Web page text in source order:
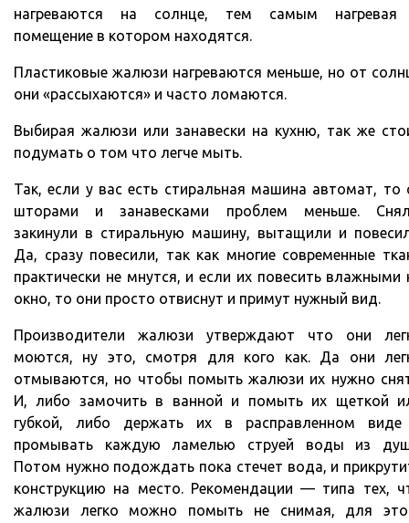
нагреваются на солнце, тем самым
помещение в котором находятся.
Пластиковые жалюзи нагреваются меньше, но от
они «рассыхаются» и часто ломаются.
Выбирая жалюзи или занавески на кухню, так же
подумать о том что легче мыть.
Так, если у вас есть стиральная машина автомат, то
шторами и занавесками проблем меньше.
закинули в стиральную машину, вытащили и
Да, сразу повесили, так как многие современные
практически не мнутся, и если их повесить влажными
окно, то они просто отвиснут и примут нужный вид.
Производители жалюзи утверждают что они
моются, ну это, смотря для кого как. Да они
отмываются, но чтобы помыть жалюзи их нужно
И, либо замочить в ванной и помыть их щеткой
губкой, либо держать их в расправленном
промывать каждую ламелью струей воды из
Потом нужно подождать пока стечет вода, и
конструкцию на место. Рекомендации — типа тех,
жалюзи легко можно помыть не снимая, для